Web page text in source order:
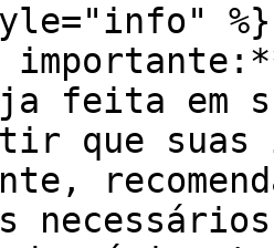
%}
feita em
que suas